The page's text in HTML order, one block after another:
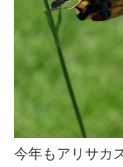
今年もアリサカ